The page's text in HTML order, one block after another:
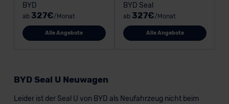
BYD
ab 327€/Monat
Alle Angebote
BYD Seal
ab 327€/Monat
Alle Angebote
BYD Seal U Neuwagen
Leider ist der Seal U von BYD als Neufahrzeug nicht beim